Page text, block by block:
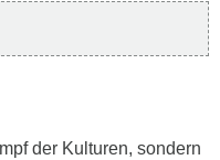
der Kulturen, sondern